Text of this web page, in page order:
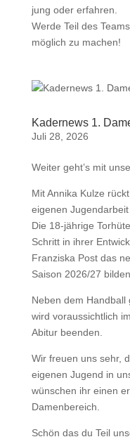
jung oder erfahren.
Werde Teil des
möglich zu machen!
Kadernews 1.
Juli 28, 2026
Weiter geht’s mit
Mit Annika Kulze
eigenen
Die 18-jährige
Schritt in ihrer
Franziska Post das
Saison 2026/27 bilden.
Neben dem Handball
wird voraussichtlich
Abitur beenden.
Wir freuen uns sehr,
eigenen Jugend in
wünschen ihr einen
Damenbereich.
Schön das du Teil